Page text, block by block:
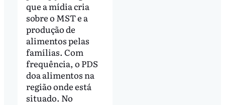
que a mídia cria
sobre o MST e a
produção de
alimentos pelas
famílias. Com
frequência, o PDS
doa alimentos na
região onde está
situado. No